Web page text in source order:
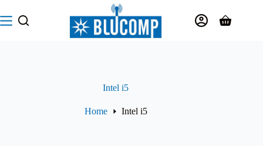
al
contenuto
Carrello
Intel i5
Home Intel i5